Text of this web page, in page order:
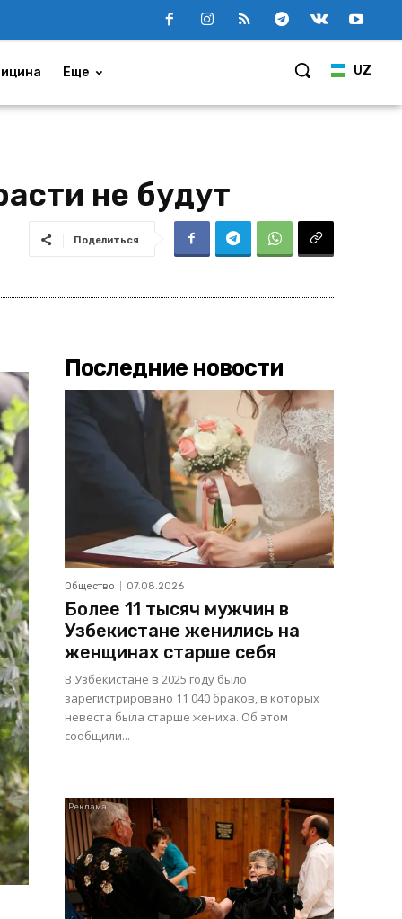
UZ
Еще
не будут
Поделиться
Последние новости
Общество 07.08.2026
Более 11 тысяч мужчин в
Узбекистане женились на
женщинах старше себя
В Узбекистане в 2025 году было
зарегистрировано 11 040 браков, в которых
невеста была старше жениха. Об этом
сообщили...